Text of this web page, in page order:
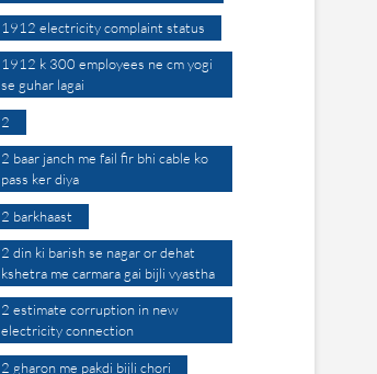
1912 electricity complaint status
1912 k 300 employees ne cm yogi
se guhar lagai
2
2 baar janch me fail fir bhi cable ko
pass ker diya
2 barkhaast
2 din ki barish se nagar or dehat
kshetra me carmara gai bijli vyastha
2 estimate corruption in new
electricity connection
2 gharon me pakdi bijli chori